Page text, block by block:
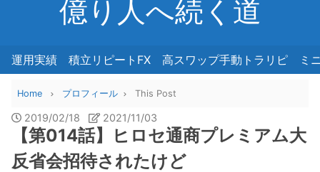
億り人へ続く道
運用実績 積立リピートFX 高スワップ手動トラリピ ミ
Home プロフィール This Post
2019/02/18 2021/11/03
【第014話】ヒロセ通商プレミアム大
反省会招待されたけど